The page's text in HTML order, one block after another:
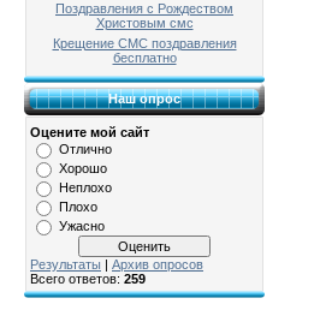
Поздравления с Рождеством
Христовым смс
Крещение СМС поздравления
бесплатно
Наш опрос
Оцените мой сайт
Отлично
Хорошо
Неплохо
Плохо
Ужасно
Результаты | Архив опросов
Всего ответов: 259